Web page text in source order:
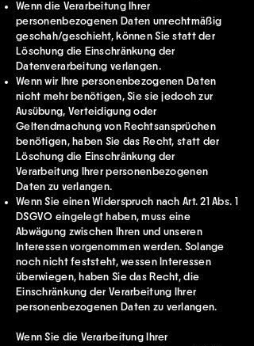
Wenn die Verarbeitung Ihrer
personenbezogenen Daten unrechtmäßig
geschah/geschieht, können Sie statt der
Löschung die Einschränkung der
Datenverarbeitung verlangen.
Wenn wir Ihre personenbezogenen Daten
nicht mehr benötigen, Sie sie jedoch zur
Ausübung, Verteidigung oder
Geltendmachung von Rechtsansprüchen
benötigen, haben Sie das Recht, statt der
Löschung die Einschränkung der
Verarbeitung Ihrer personenbezogenen
Daten zu verlangen.
Wenn Sie einen Widerspruch nach Art. 21 Abs. 1
DSGVO eingelegt haben, muss eine
Abwägung zwischen Ihren und unseren
Interessen vorgenommen werden. Solange
noch nicht feststeht, wessen Interessen
überwiegen, haben Sie das Recht, die
Einschränkung der Verarbeitung Ihrer
personenbezogenen Daten zu verlangen.
Wenn Sie die Verarbeitung Ihrer